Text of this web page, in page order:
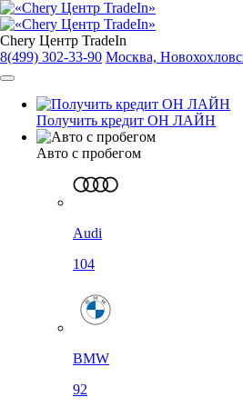
Chery Центр TradeIn
8(499) 302-33-90 Москва,
Получить кредит ОН ЛАЙН
Авто с пробегом
Audi
104
BMW
92